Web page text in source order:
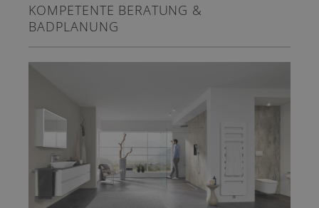
KOMPETENTE BERATUNG &
BADPLANUNG